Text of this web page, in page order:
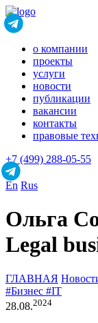
о компании
проекты
услуги
новости
публикации
вакансии
контакты
правовые
+7 (499) 288-05-55
En Rus
Ольга
Legal
ГЛАВНАЯ
#Бизнес #IT
28.08.2024